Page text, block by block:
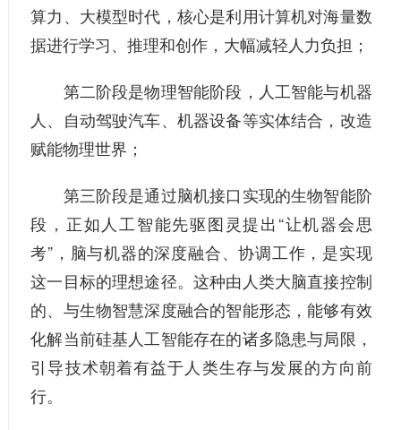
算力、大模型时代，核心是利用计算机对海量数
据进行学习、推理和创作，大幅减轻人力负担；
第二阶段是物理智能阶段，人工智能与机器
人、自动驾驶汽车、机器设备等实体结合，改造
赋能物理世界；
第三阶段是通过脑机接口实现的生物智能阶
段，正如人工智能先驱图灵提出“让机器会思
考”，脑与机器的深度融合、协调工作，是实现
这一目标的理想途径。这种由人类大脑直接控制
的、与生物智慧深度融合的智能形态，能够有效
化解当前硅基人工智能存在的诸多隐患与局限，
引导技术朝着有益于人类生存与发展的方向前
行。